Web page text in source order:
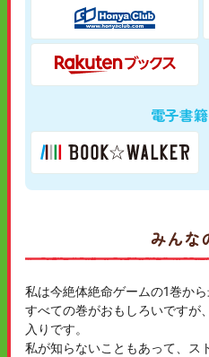
電子書
みんな
私は今絶体絶命ゲームの1巻か
すべての巻がおもしろいですが
入りです。
私が知らないこともあって、ス